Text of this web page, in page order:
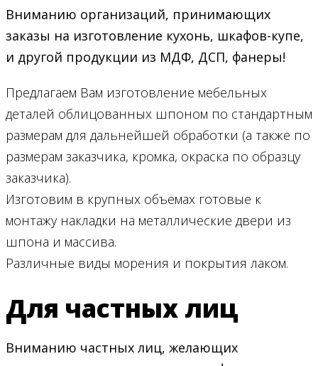
Вниманию организаций, принимающих
заказы на изготовление кухонь, шкафов-купе,
и другой продукции из МДФ, ДСП, фанеры!
Предлагаем Вам изготовление мебельных
деталей облицованных шпоном по стандартным
размерам для дальнейшей обработки (а также по
размерам заказчика, кромка, окраска по образцу
заказчика).
Изготовим в крупных объёмах готовые к
монтажу накладки на металлические двери из
шпона и массива.
Различные виды морения и покрытия лаком.
Для частных лиц
Вниманию частных лиц, желающих